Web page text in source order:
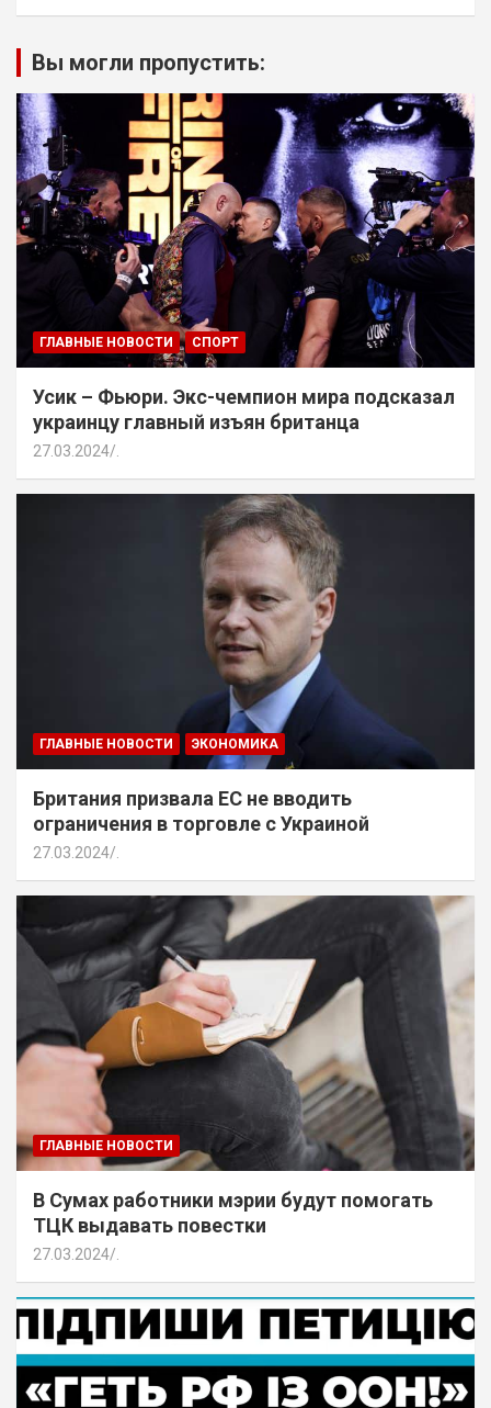
Вы могли пропустить:
ГЛАВНЫЕ НОВОСТИ СПОРТ
Усик – Фьюри. Экс-чемпион мира подсказал
украинцу главный изъян британца
27.03.2024 .
ГЛАВНЫЕ НОВОСТИ ЭКОНОМИКА
Британия призвала ЕС не вводить
ограничения в торговле с Украиной
27.03.2024
ГЛАВНЫЕ НОВОСТИ
В Сумах работники мэрии будут помогать
ТЦК выдавать повестки
27.03.2024